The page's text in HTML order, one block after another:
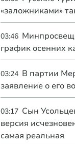
«заложниками»
03:46
график осенних
03:24 В партии
заявление о его
03:17 Сын
версия
самая реальная